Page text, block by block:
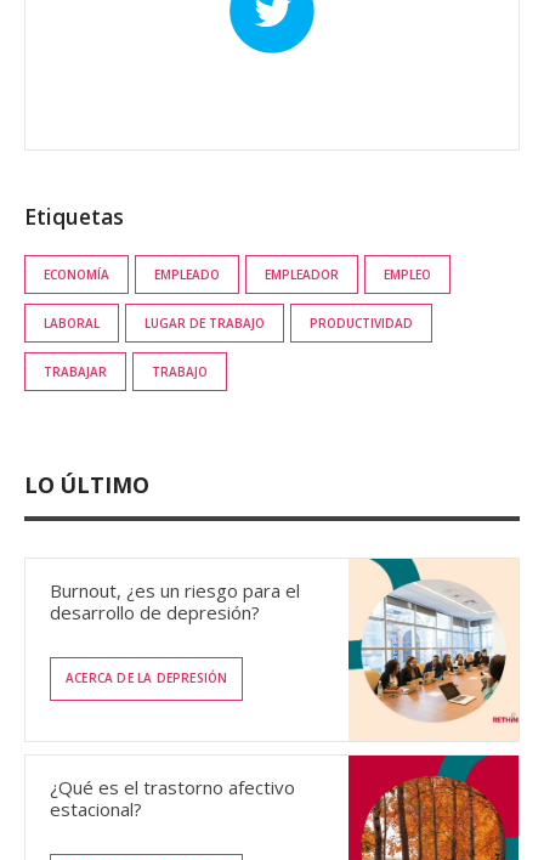
Etiquetas
ECONOMÍA EMPLEADO EMPLEADOR EMPLEO
LABORAL LUGAR DE TRABAJO PRODUCTIVIDAD
TRABAJAR TRABAJO
LO ÚLTIMO
Burnout, ¿es un riesgo para el
desarrollo de depresión?
ACERCA DE LA DEPRESIÓN
¿Qué es el trastorno afectivo
estacional?